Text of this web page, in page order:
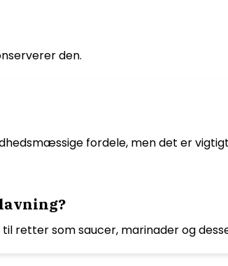
den.
fordele, men det er
retter som saucer, marinader og